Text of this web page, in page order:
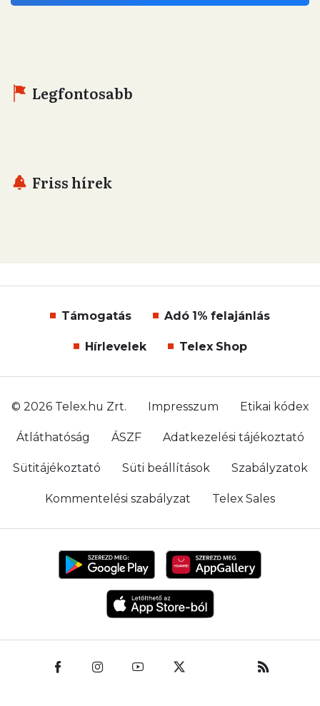
Legfontosabb
Friss hírek
Támogatás Adó 1% felajánlás
Hírlevelek Telex Shop
© 2026 Telex.hu Zrt. Impresszum Etikai kódex
Átláthatóság ÁSZF Adatkezelési tájékoztató
Sütitájékoztató Süti beállítások Szabályzatok
Kommentelési szabályzat Telex Sales